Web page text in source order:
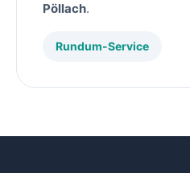
Pöllach.
Rundum-Service